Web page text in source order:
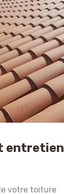
entretien
votre toiture